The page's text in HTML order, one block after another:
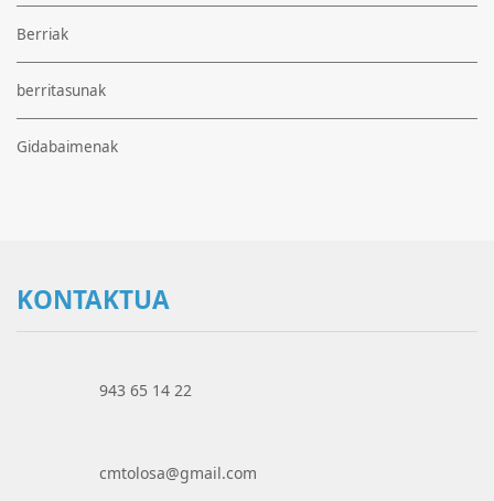
Berriak
berritasunak
Gidabaimenak
KONTAKTUA
943 65 14 22
cmtolosa@gmail.com